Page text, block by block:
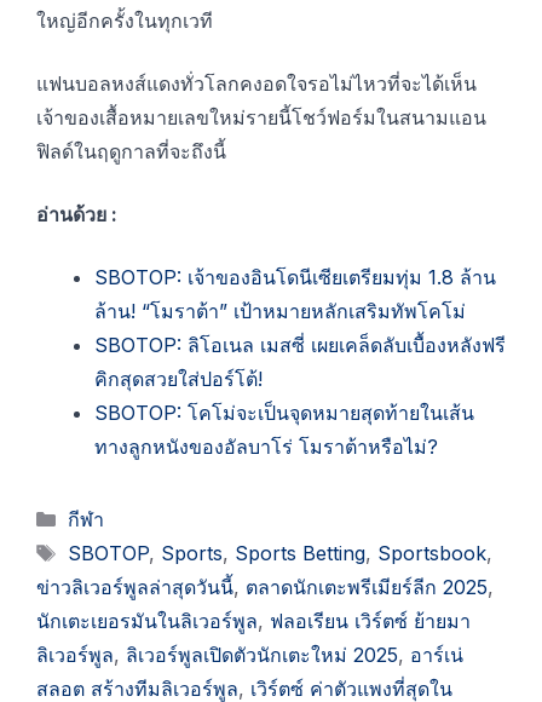
ใหญ่อีกครั้งในทุกเวที
แฟนบอลหงส์แดงทั่วโลกคงอดใจรอไม่ไหวที่จะได้เห็น
เจ้าของเสื้อหมายเลขใหม่รายนี้โชว์ฟอร์มในสนามแอน
ฟิลด์ในฤดูกาลที่จะถึงนี้
อ่านด้วย :
SBOTOP: เจ้าของอินโดนีเซียเตรียมทุ่ม 1.8 ล้าน
ล้าน! “โมราต้า” เป้าหมายหลักเสริมทัพโคโม่
SBOTOP: ลิโอเนล เมสซี่ เผยเคล็ดลับเบื้องหลังฟรี
คิกสุดสวยใส่ปอร์โต้!
SBOTOP: โคโม่จะเป็นจุดหมายสุดท้ายในเส้น
ทางลูกหนังของอัลบาโร่ โมราต้าหรือไม่?
Categories
กีฬา
Tags
SBOTOP, Sports, Sports Betting, Sportsbook,
ข่าวลิเวอร์พูลล่าสุดวันนี้, ตลาดนักเตะพรีเมียร์ลีก 2025,
นักเตะเยอรมันในลิเวอร์พูล, ฟลอเรียน เวิร์ตซ์ ย้ายมา
ลิเวอร์พูล, ลิเวอร์พูลเปิดตัวนักเตะใหม่ 2025, อาร์เน่
สลอต สร้างทีมลิเวอร์พูล, เวิร์ตซ์ ค่าตัวแพงที่สุดใน